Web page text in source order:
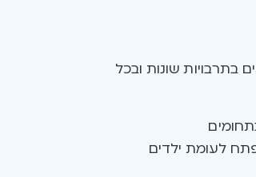
בתרבויות שונות ובכל
לעומת ילדים